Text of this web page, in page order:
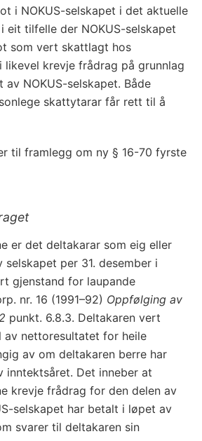
i NOKUS-selskapet i det aktuelle
eit tilfelle der NOKUS-selskapet
som vert skattlagt hos
likevel krevje frådrag på grunnlag
NOKUS-selskapet. Både
skattytarar får rett til å
til framlegg om ny § 16-70 fyrste
er det deltakarar som eig eller
per 31. desember i
gjenstand for laupande
nr. 16 (1991–92) Oppfølging av
punkt. 6.8.3. Deltakaren vert
av nettoresultatet for heile
av om deltakaren berre har
inntektsåret. Det inneber at
krevje frådrag for den delen av
selskapet har betalt i løpet av
svarer til deltakaren sin